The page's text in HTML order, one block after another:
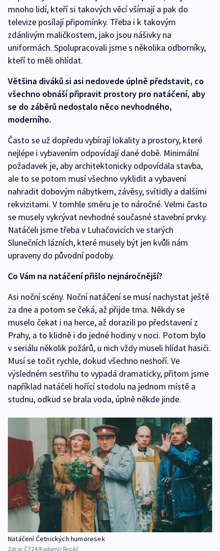
mnoho lidí, kteří si takových věcí všímají a pak do
televize posílají připomínky. Třeba i k takovým
zdánlivým maličkostem, jako jsou nášivky na
uniformách. Spolupracovali jsme s několika odborníky,
kteří to měli ohlídat.
Většina diváků si asi nedovede úplně představit, co
všechno obnáší připravit prostory pro natáčení, aby
se do záběrů nedostalo něco nevhodného,
moderního.
Často se už dopředu vybírají lokality a prostory, které
nejlépe i vybavením odpovídají dané době. Minimální
požadavek je, aby architektonicky odpovídala stavba,
ale to se potom musí všechno vyklidit a vybavení
nahradit dobovým nábytkem, závěsy, svítidly a dalšími
rekvizitami. V tomhle směru je to náročné. Velmi často
se musely vykrývat nevhodné současné stavební prvky.
Natáčeli jsme třeba v Luhačovicích ve starých
Slunečních lázních, které musely být jen kvůli nám
upraveny do původní podoby.
Co Vám na natáčení přišlo nejnáročnější?
Asi noční scény. Noční natáčení se musí nachystat ještě
za dne a potom se čeká, až přijde tma. Někdy se
muselo čekat i na herce, až dorazili po představení z
Prahy, a to klidně i do jedné hodiny v noci. Potom bylo
v seriálu několik požárů, u nich vždy museli hlídat hasiči.
Musí se točit rychle, dokud všechno neshoří. Ve
výsledném sestřihu to vypadá dramaticky, přitom jsme
například natáčeli hořící stodolu na jednom místě a
studnu, odkud se brala voda, úplně někde jinde.
Natáčení Četnických humoresek
Zdroj: ČT24/Radomír Řezáč